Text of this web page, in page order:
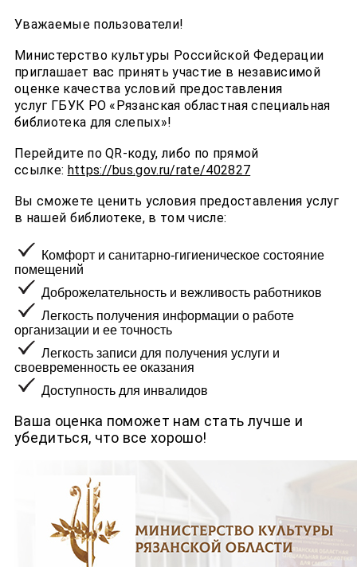
Уважаемые пользователи!
Министерство культуры Российской Федерации
приглашает вас принять участие в независимой
оценке качества условий предоставления
услуг ГБУК РО «Рязанская областная специальная
библиотека для слепых»!
Перейдите по QR-коду, либо по прямой
ссылке: https://bus.gov.ru/rate/402827
Вы сможете ценить условия предоставления услуг
в нашей библиотеке, в том числе:
Комфорт и санитарно-гигиеническое состояние
помещений
Доброжелательность и вежливость работников
Легкость получения информации о работе
организации и ее точность
Легкость записи для получения услуги и
своевременность ее оказания
Доступность для инвалидов
Ваша оценка поможет нам стать лучше и
убедиться, что все хорошо!